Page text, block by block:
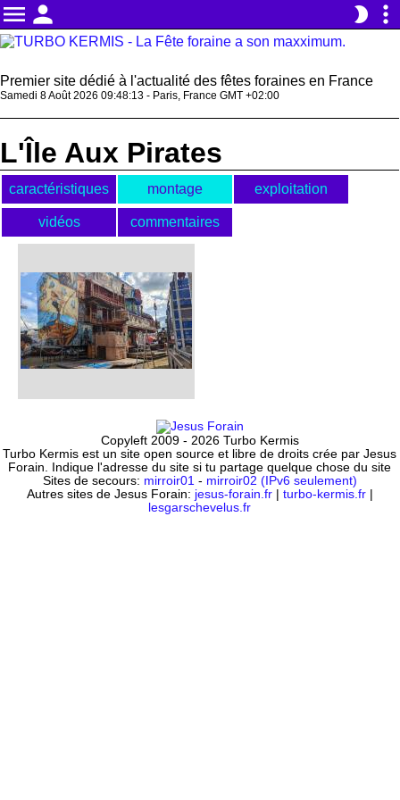
menu person brightness_2 more_vert
Premier site dédié à l'actualité des fêtes foraines en France
Samedi 8 Août 2026 09:48:13 - Paris, France GMT +02:00
L'Île Aux Pirates
caractéristiques montage exploitation
vidéos commentaires
Copyleft 2009 - 2026 Turbo Kermis
Turbo Kermis est un site open source et libre de droits crée par Jesus
Forain. Indique l'adresse du site si tu partage quelque chose du site
Sites de secours: mirroir01 - mirroir02 (IPv6 seulement)
Autres sites de Jesus Forain: jesus-forain.fr| turbo-kermis.fr|
lesgarschevelus.fr